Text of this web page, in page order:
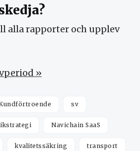
alla rapporter och upplev
»
sv
Navichain SaaS
kvalitetssäkring transport